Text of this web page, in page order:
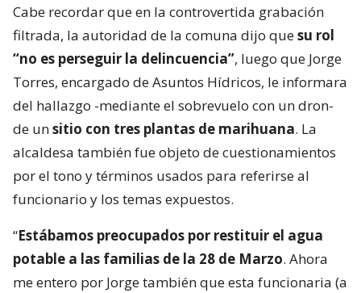
Cabe recordar que en la controvertida grabación
filtrada, la autoridad de la comuna dijo quesu rol
“no es perseguir la delincuencia”, luego que Jorge
Torres, encargado de Asuntos Hídricos, le informara
del hallazgo -mediante el sobrevuelo con un dron-
de unsitio con tres plantas de marihuana. La
alcaldesa también fue objeto de cuestionamientos
por el tono y términos usados para referirse al
funcionario y los temas expuestos.
“Estábamos preocupados por restituir el agua
potable a las familias de la 28 de Marzo. Ahora
me entero por Jorge también que esta funcionaria (a